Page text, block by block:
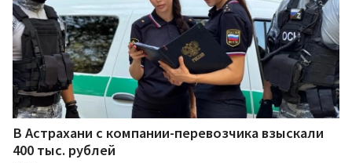
В Астрахани с компании-перевозчика взыскали
400 тыс. рублей